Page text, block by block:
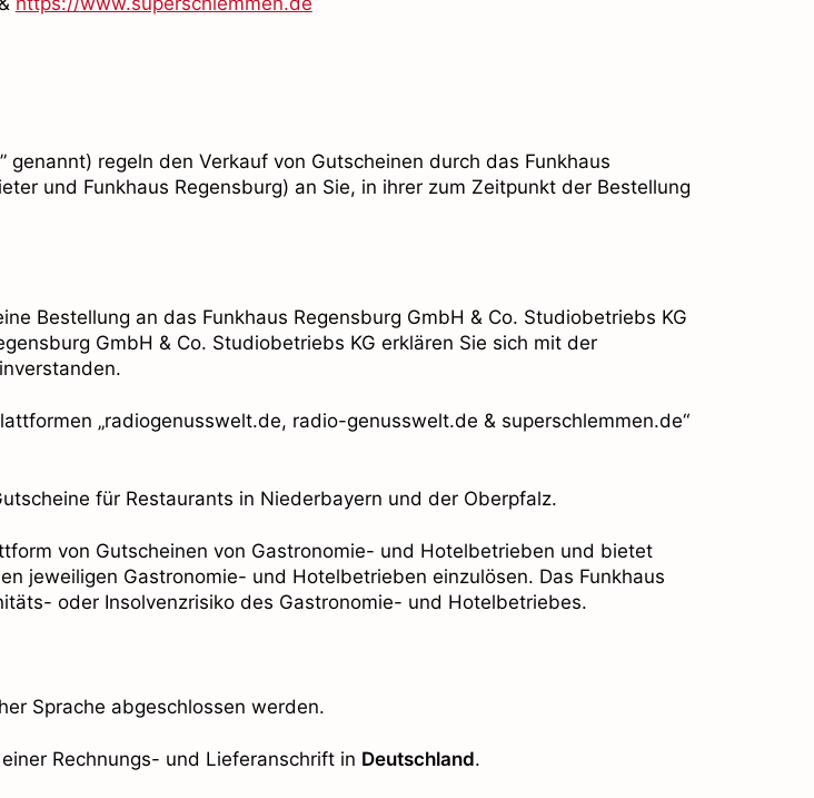
genannt) regeln den Verkauf von Gutscheinen durch das Funkhaus
und Funkhaus Regensburg) an Sie, in ihrer zum Zeitpunkt der Bestellung
Bestellung an das Funkhaus Regensburg GmbH & Co. Studiobetriebs KG
GmbH & Co. Studiobetriebs KG erklären Sie sich mit der
„radiogenusswelt.de, radio-genusswelt.de & superschlemmen.de“
für Restaurants in Niederbayern und der Oberpfalz.
von Gutscheinen von Gastronomie- und Hotelbetrieben und bietet
jeweiligen Gastronomie- und Hotelbetrieben einzulösen. Das Funkhaus
oder Insolvenzrisiko des Gastronomie- und Hotelbetriebes.
Sprache abgeschlossen werden.
Rechnungs- und Lieferanschrift in Deutschland.